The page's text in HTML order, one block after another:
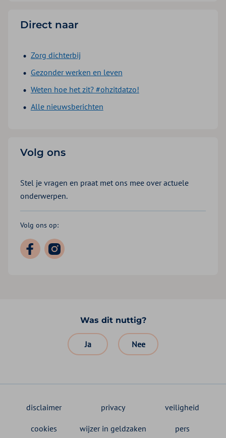
Direct naar
Zorg dichterbij
Gezonder werken en leven
Weten hoe het zit? #ohzitdatzo!
Alle nieuwsberichten
Volg ons
Stel je vragen en praat met ons mee over actuele
onderwerpen.
Volg ons op:
Was dit nuttig?
Ja Nee
disclaimer privacy veiligheid
cookies wijzer in geldzaken pers